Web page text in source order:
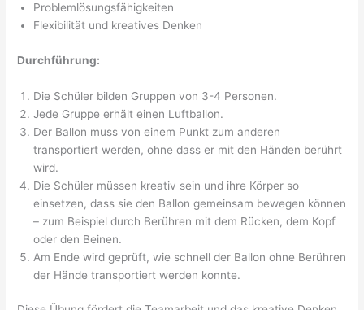
Problemlösungsfähigkeiten
Flexibilität und kreatives Denken
Durchführung:
Die Schüler bilden Gruppen von 3-4 Personen.
Jede Gruppe erhält einen Luftballon.
Der Ballon muss von einem Punkt zum anderen
transportiert werden, ohne dass er mit den Händen berührt
wird.
Die Schüler müssen kreativ sein und ihre Körper so
einsetzen, dass sie den Ballon gemeinsam bewegen können
– zum Beispiel durch Berühren mit dem Rücken, dem Kopf
oder den Beinen.
Am Ende wird geprüft, wie schnell der Ballon ohne Berühren
der Hände transportiert werden konnte.